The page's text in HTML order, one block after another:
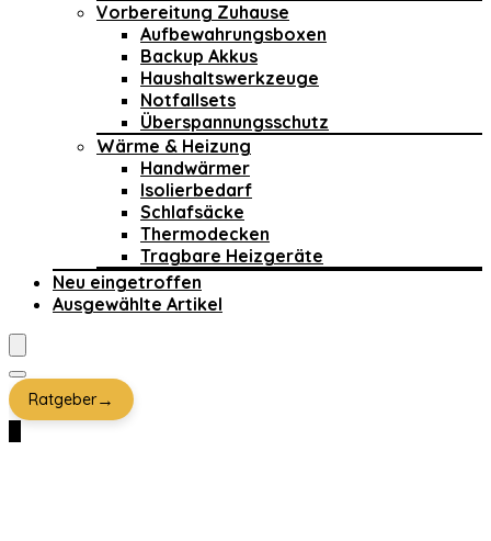
Vorbereitung Zuhause
Aufbewahrungsboxen
Backup Akkus
Haushaltswerkzeuge
Notfallsets
Überspannungsschutz
Wärme & Heizung
Handwärmer
Isolierbedarf
Schlafsäcke
Thermodecken
Tragbare Heizgeräte
Neu eingetroffen
Ausgewählte Artikel
Ratgeber→